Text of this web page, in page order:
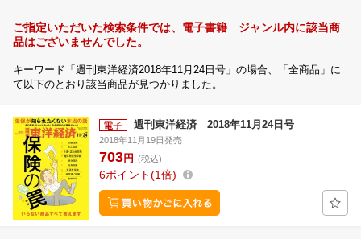
ご指定いただいた検索条件では、電子書籍 ジャンル内に該当商
品はございませんでした。
キーワード「週刊東洋経済2018年11月24日号」の場合、「全商品」に
て以下のとおり該当商品が見つかりました。
週刊東洋経済 2018年11月24日号
2018年11月19日発売
703円 (税込)
6ポイント 1倍